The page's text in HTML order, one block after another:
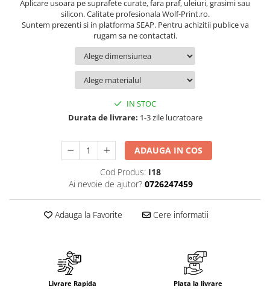
Indicatoare de Securitate
Indicatoare de Avertizare
Indicatoare de Interzicere
Indicatoare de Obligativitate
Aplicare usoara pe suprafete curate, fara praf, uleiuri, grasimi sau
silicon. Calitate profesionala Wolf-Print.ro.
Suntem prezenti si in platforma SEAP. Pentru achizitii publice va
rugam sa ne contactati.
IN STOC
Durata de livrare: 1-3 zile lucratoare
ADAUGA IN COS
Cod Produs: I18
Ai nevoie de ajutor? 0726247459
Adauga la Favorite Cere informatii
Livrare Rapida Plata la livrare